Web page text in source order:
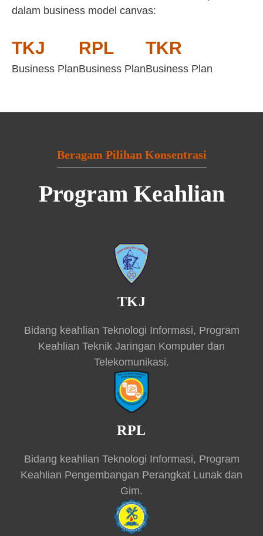
dalam business model canvas:
TKJ
Business Plan
RPL
Business Plan
TKR
Business Plan
Beragam Pilihan Konsentrasi
Program Keahlian
TKJ
Bidang keahlian Teknologi Informasi, Program
Keahlian Teknik Jaringan Komputer dan
Telekomunikasi.
RPL
Bidang keahlian Teknologi Informasi, Program
Keahlian Pengembangan Perangkat Lunak dan
Gim.